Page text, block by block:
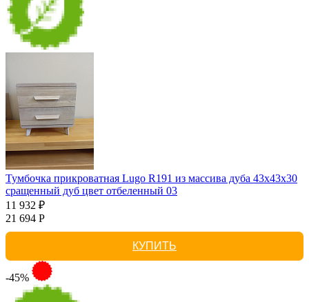
Тумбочка прикроватная Lugo R191 из массива дуба 43х43х30
сращенный дуб цвет отбеленный 03
11 932 ₽
21 694 Р
КУПИТЬ
-45%